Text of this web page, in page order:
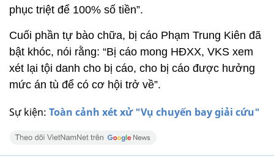
Sự kiện: Toàn cảnh xét xử "Vụ chuyến bay giải cứu"
phục triệt để 100% số tiền”.
Cuối phần tự bào chữa, bị cáo Phạm Trung Kiên đã
bật khóc, nói rằng: “Bị cáo mong HĐXX, VKS xem
xét lại tội danh cho bị cáo, cho bị cáo được hưởng
mức án tù để có cơ hội trở về”.